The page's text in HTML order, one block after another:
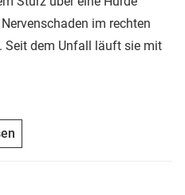
im rechten
Seit dem Unfall läuft sie mit